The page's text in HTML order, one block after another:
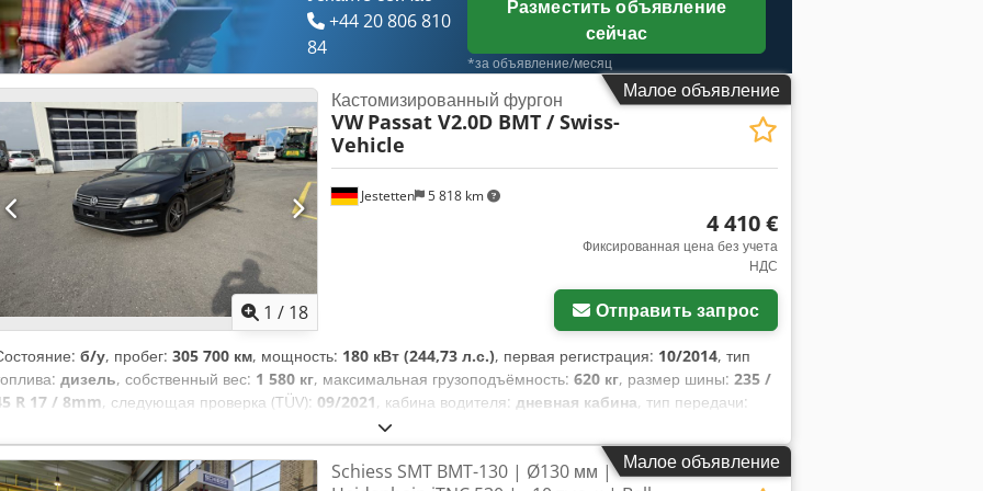
+44 20 806 810
84
Разместить объявление
сейчас
*за объявление/месяц
Малое объявление
1 / 18
Jestetten 5 818 km
Кастомизированный фургон
VW Passat V2.0D BMT / Swiss-
Vehicle
4 410 €
Фиксированная цена без учета
НДС
Отправить запрос
б/у, пробег: 305 700 км, мощность: 180 кВт (244,73 л.с.), первая регистрация: 10/2014, тип
дизель, собственный вес: 1 580 кг, максимальная грузоподъёмность: 620 кг, размер шины: 235 /
R 17 / 8mm, следующая проверка (TÜV): 09/2021, кабина водителя: дневная кабина, тип передачи:
, количество мест:
шины:235 / 45 R 17 / 8mm, эксплуатационная масса:2 200 кг, Оборудование:кондиционер,
Малое объявление
Schiess SMT BMT-130 | Ø130 мм |